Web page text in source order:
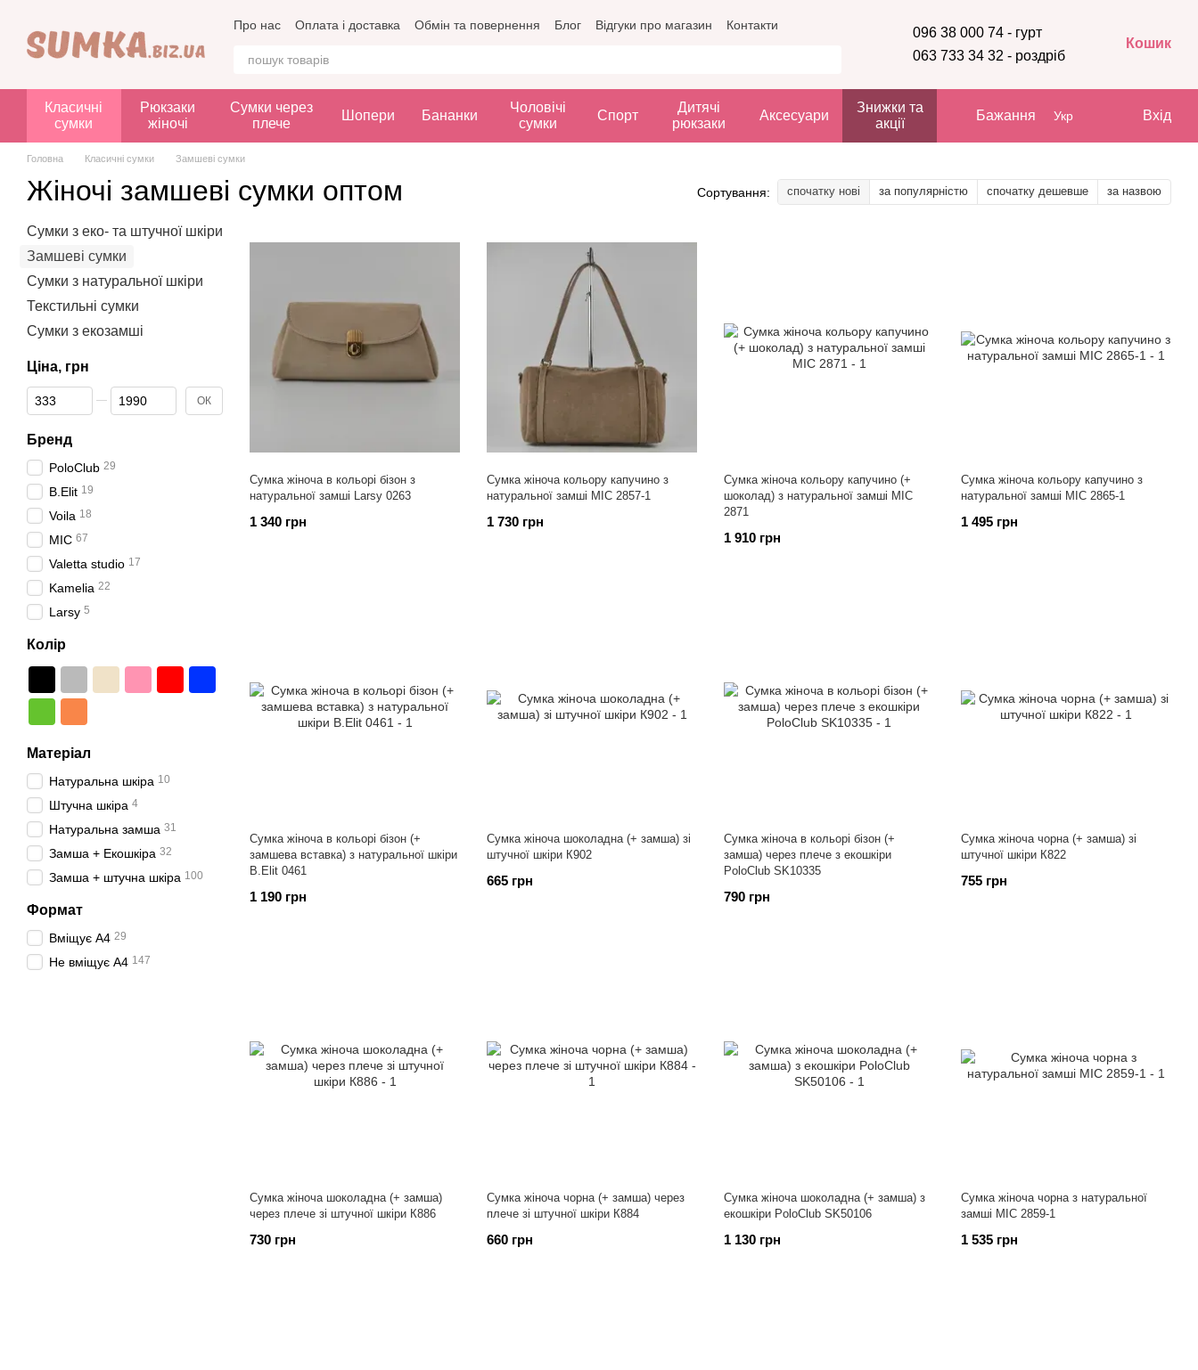
Про нас Оплата і доставка Обмін та повернення Блог Відгуки про магазин Контакти
096 38 000 74 - гурт
063 733 34 32 - роздріб
Кошик
Класичні
сумки
Рюкзаки
жіночі
Сумки через
плече
Шопери Бананки
Чоловічі
сумки
Спорт
Дитячі
рюкзаки
Аксесуари
Знижки та
акції
Бажання Укр Вхід
Головна Класичні сумки Замшеві сумки
Жіночі замшеві сумки оптом Сортування: спочатку нові за популярністю спочатку дешевше за назвою
Сумка жіноча в кольорі бізон з
натуральної замші Larsy 0263
1 340 грн
Сумка жіноча кольору капучино з
натуральної замші МІС 2857-1
1 730 грн
Сумка жіноча кольору капучино (+
шоколад) з натуральної замші МІС
2871
1 910 грн
Сумка жіноча кольору капучино з
натуральної замші МІС 2865-1
1 495 грн
Сумка жіноча в кольорі бізон (+
замшева вставка) з натуральної шкіри
B.Elit 0461
1 190 грн
Сумка жіноча шоколадна (+ замша) зі
штучної шкіри К902
665 грн
Сумка жіноча в кольорі бізон (+
замша) через плече з екошкіри
PoloClub SK10335
790 грн
Сумка жіноча чорна (+ замша) зі
штучної шкіри К822
755 грн
Сумка жіноча шоколадна (+ замша)
через плече зі штучної шкіри К886
730 грн
Сумка жіноча чорна (+ замша) через
плече зі штучної шкіри К884
660 грн
Сумка жіноча шоколадна (+ замша) з
екошкіри PoloClub SK50106
1 130 грн
Сумка жіноча чорна з натуральної
замші МІС 2859-1
1 535 грн
Сумки з еко- та штучної шкіри
Замшеві сумки
Сумки з натуральної шкіри
Текстильні сумки
Сумки з екозамші
Ціна, грн
Від Ціна, грн
До Ціна, грн ОК
Бренд
PoloClub 29
B.Elit 19
Voila 18
МІС 67
Valetta studio 17
Kamelia 22
Larsy 5
Колір
Матеріал
Натуральна шкіра 10
Штучна шкіра 4
Натуральна замша 31
Замша + Екошкіра 32
Замша + штучна шкіра 100
Формат
Вміщує А4 29
Не вміщує А4 147